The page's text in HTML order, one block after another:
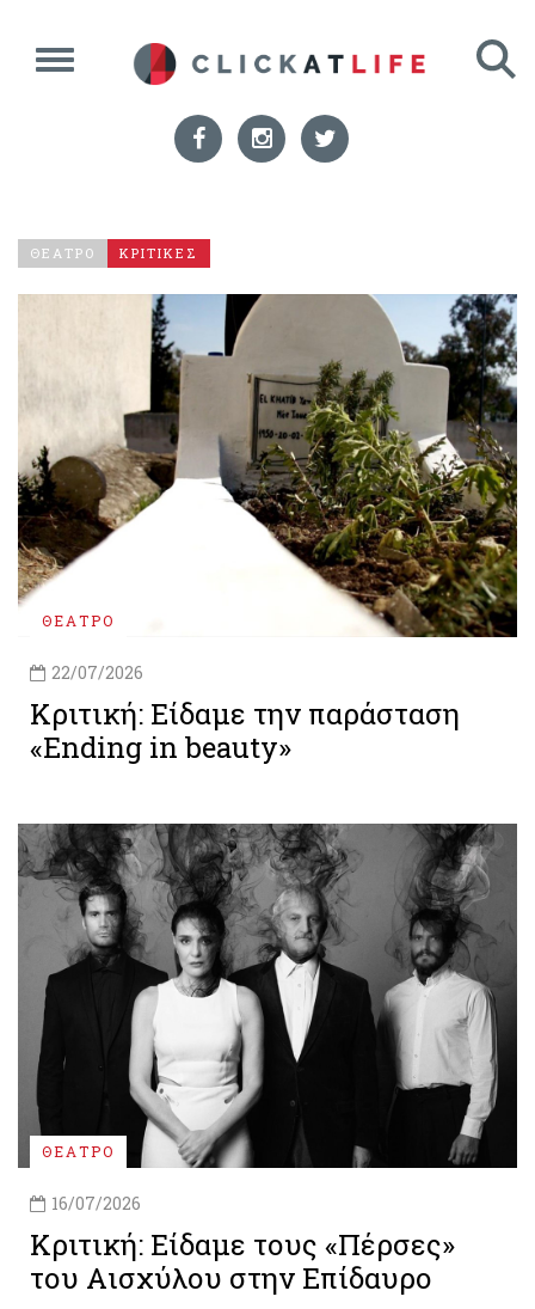
ΘΕΑΤΡΟ ΚΡΙΤΙΚΕΣ
ΘΕΑΤΡΟ
22/07/2026
Κριτική: Είδαμε την παράσταση
«Ending in beauty»
ΘΕΑΤΡΟ
16/07/2026
Kριτική: Είδαμε τους «Πέρσες»
του Αισχύλου στην Επίδαυρο